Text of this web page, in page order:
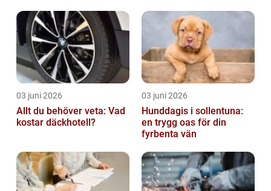
03 juni 2026
Allt du behöver veta: Vad
kostar däckhotell?
03 juni 2026
Hunddagis i sollentuna:
en trygg oas för din
fyrbenta vän